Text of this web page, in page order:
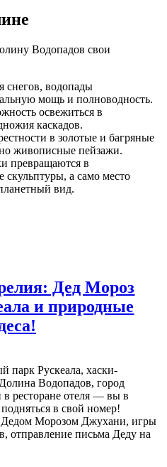
Водопадов свои
снегов, водопады
мощь и полноводность.
освежиться в
каскадов.
в золотые и багряные
живописные пейзажи.
превращаются в
скульптуры, а само место
вид.
Дед Мороз
и природные
парк Рускеала, хаски-
Водопадов, город
ресторане отеля — вы в
в свой номер!
Дедом Морозом Джухани, игры
отправление письма Деду на